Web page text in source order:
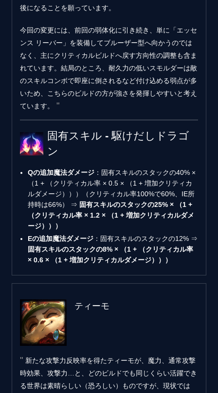
後になることを願っています。
今回の変更には、前回の弱体化に引き続き、単に「エッセ
ンス リーバー」を装備してブルーザー型へ向かうのでは
なく、主にクリティカルビルドへ戻す方向性の調整も含ま
れています。結局のところ、耐久力の低いスモルダーは敵
のスキルコンボで即座に倒されるなど付け込める弱点が多
いため、こちらのビルドの方が強さを発揮しやすいと考え
ています。
固有スキル - 駆けだしドラゴ
ン
Qの追加魔法ダメージ ：固有スキルのスタックの40% ×
（1 + （クリティカル率 × 0.5 × （1 + 増加クリティカ
ルダメージ）））（クリティカル率100%で60%、IE所
持時は66%） ⇒ 固有スキルのスタックの25% × （1 +
（クリティカル率 × 1.2 × （1 + 増加クリティカルダメ
ージ）））
Eの追加魔法ダメージ ：固有スキルのスタックの12% ⇒
固有スキルのスタックの8% × （1 + （クリティカル率
× 0.6 × （1 + 増加クリティカルダメージ）））
ティーモ
新たな攻撃力反映率を得たティーモが、魔力、通常攻撃
時効果、攻撃力…と、どのビルドでも同じくらい活躍でき
る世界は素晴らしい（恐ろしい）ものですが、現状では